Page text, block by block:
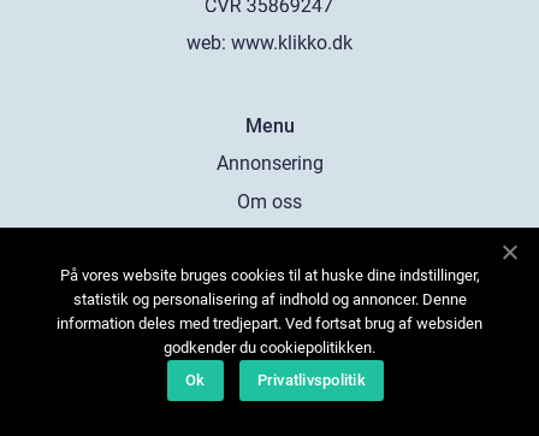
web: www.klikko.dk
Menu
Annonsering
Om oss
Kontakta oss
Sitemap
På vores website bruges cookies til at huske dine indstillinger,
statistik og personalisering af indhold og annoncer. Denne
information deles med tredjepart. Ved fortsat brug af websiden
godkender du cookiepolitikken.
Ok
Privatlivspolitik